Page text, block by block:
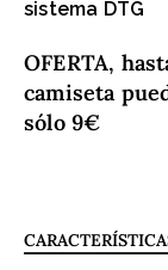
sistema DTG
OFERTA,
camiseta
sólo 9€